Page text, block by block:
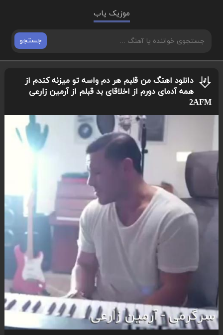
موزیک یاب
جستجو
دانلود اهنگ من قلبم هر دم واسه تو میزنه کندم از
همه آدمای دورم از اخلاقای بد قبلم از آرمین زارعی
2AFM